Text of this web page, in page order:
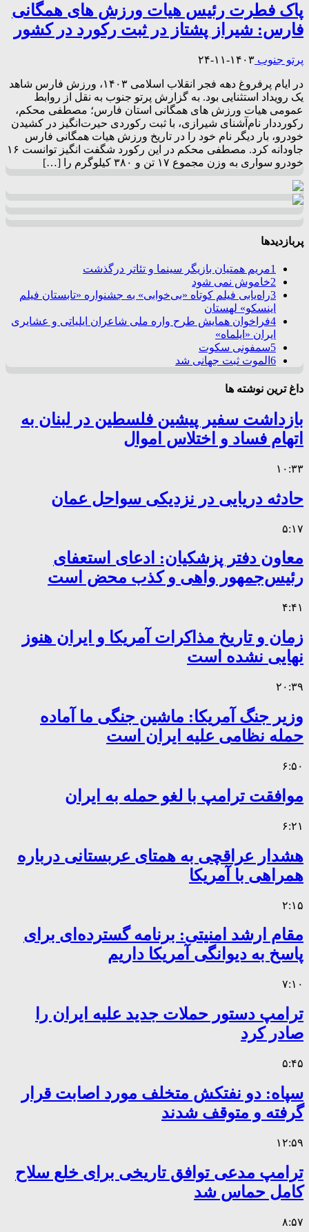
پاک فطرت رئیس هیات ورزش های همگانی
فارس: شیراز پشتاز در ثبت رکورد در کشور
پرتو جنوب ۱۴۰۳-۱۱-۲۴
در ایام پرفروغ دهه فجر انقلاب اسلامی ۱۴۰۳، ورزش فارس شاهد
یک رویداد استثنایی بود. به گزارش پرتو جنوب به نقل از روابط
عمومی هیات ورزش های همگانی استان فارس؛ مصطفی محکم،
رکورددار نام‌آشنای شیرازی، با ثبت رکوردی حیرت‌انگیز در کشیدن
خودرو، بار دیگر نام خود را در تاریخ ورزش‌ هیات همگانی فارس
جاودانه کرد. مصطفی محکم در این رکورد شگفت انگیز توانست ۱۶
خودرو سواری به وزن مجموع ۱۷ تن و ۳۸۰ کیلوگرم را […]
پربازدیدها
1مریم همتیان بازیگر سینما و تئاتر درگذشت
2خاموش نمی شود
3راه‌یابی فیلم کوتاه «بی‌خوابی» به جشنواره «تابستان فیلم
اینسکو» لهستان
4فراخوان همایش طرح واره ملی شاعران ایلیاتی و عشایری
ایران «ایلماه»
5سمفونی سکوت
6 الموت ثبت جهانی شد
داغ ترین نوشته ها
بازداشت سفیر پیشین فلسطین در لبنان به
اتهام فساد و اختلاس اموال
۱۰:۳۳
حادثه دریایی در نزدیکی سواحل عمان
۵:۱۷
معاون دفتر پزشکیان: ادعای استعفای
رئیس‌جمهور واهی و کذب محض است
۴:۴۱
زمان و تاریخ مذاکرات آمریکا و ایران هنوز
نهایی نشده است
۲۰:۳۹
وزیر جنگ آمریکا: ماشین جنگی ما آماده
حمله نظامی علیه ایران است
۶:۵۰
موافقت ترامپ با لغو حمله به ایران
۶:۲۱
هشدار عراقچی به همتای عربستانی درباره
همراهی با آمریکا
۲:۱۵
مقام ارشد امنیتی: برنامه گسترده‌ای برای
پاسخ به دیوانگی آمریکا داریم
۷:۱۰
ترامپ دستور حملات جدید علیه ایران را
صادر کرد
۵:۴۵
سپاه: دو نفتکش متخلف مورد اصابت قرار
گرفته و متوقف شدند
۱۲:۵۹
ترامپ مدعی توافق تاریخی برای خلع سلاح
کامل حماس شد
۸:۵۷